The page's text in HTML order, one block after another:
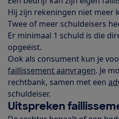
Hij zijn rekeningen niet meer
Twee of meer schuldeisers
Er minimaal 1 schuld is die
opgeëist.
Ook als consument kun je
faillissement aanvragen. Je
rechtbank, samen met een
schuldeiser.
Uitspreken